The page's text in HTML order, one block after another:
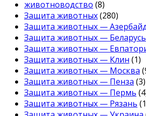
животноводство (8)
Защита животных(280)
Защита животных —
Защита животных — Беларусь
Защита животных —
Защита животных — Клин (1)
Защита животных — Москва
Защита животных — Пенза (3)
Защита животных — Пермь
Защита животных — Рязань